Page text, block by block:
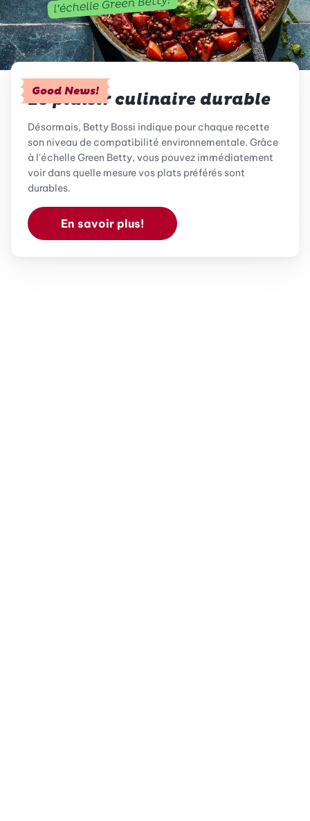
Good News!
Le plaisir culinaire durable
Désormais, Betty Bossi indique pour chaque recette
son niveau de compatibilité environnementale. Grâce
à l'échelle Green Betty, vous pouvez immédiatement
voir dans quelle mesure vos plats préférés sont
durables.
En savoir plus!